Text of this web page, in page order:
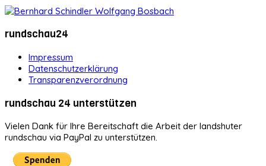
rundschau24
Impressum
Datenschutzerklärung
Transparenzverordnung
rundschau 24 unterstützen
Vielen Dank für Ihre Bereitschaft die Arbeit der landshuter
rundschau via PayPal zu unterstützen.